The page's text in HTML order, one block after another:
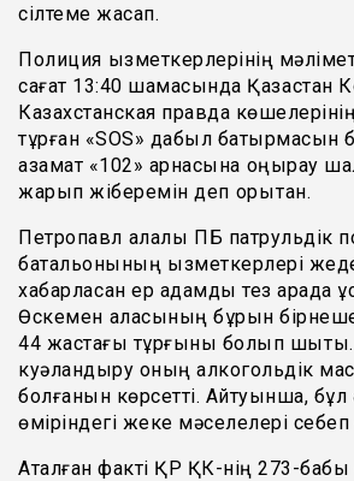
сілтеме жасап.
Полиция қызметкерлерінің
сағат 13:40 шамасында Қазақстан
Казахстанская правда
тұрған «SOS» дабыл батырмасын
азамат «102» арнасына қоңырау
жарып жіберемін деп қорқытқан.
Петропавл қалалық ПБ патрульдік
батальонының қызметкерлері
хабарласқан ер адамды тез арада
Өскемен қаласының бұрын
44 жастағы тұрғыны болып
куәландыру оның алкогольдік
болғанын көрсетті. Айтуынша, бұл
өміріндегі жеке мәселелері себеп
Аталған факті ҚР ҚК-нің 273-